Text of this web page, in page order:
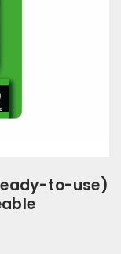
to-use)